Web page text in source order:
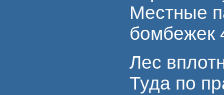
Местные
бомбежек
Лес
Туда по